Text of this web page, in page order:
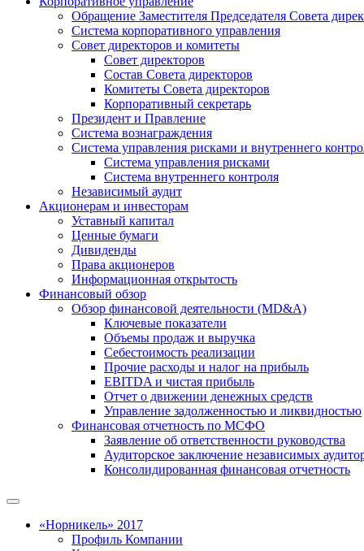
Обращение Заместителя Председателя Совета
Система корпоративного управления
Совет директоров и комитеты
Совет директоров
Состав Совета директоров
Комитеты Совета директоров
Корпоративный секретарь
Президент и Правление
Система вознаграждения
Система управления рисками и внутреннего
Система управления рисками
Система внутреннего контроля
Независимый аудит
Акционерам и инвесторам
Уставный капитал
Ценные бумаги
Дивиденды
Права акционеров
Информационная открытость
Финансовый обзор
Обзор финансовой деятельности (MD&A)
Ключевые показатели
Объемы продаж и выручка
Себестоимость реализации
Прочие расходы и налог на прибыль
EBITDA и чистая прибыль
Отчет о движении денежных средств
Управление задолженностью и ликвидностью
Финансовая отчетность по МСФО
Заявление об ответственности руководства
Аудиторское заключение независимых
Консолидированная финансовая отчетность
«Норникель» 2017
Профиль Компании